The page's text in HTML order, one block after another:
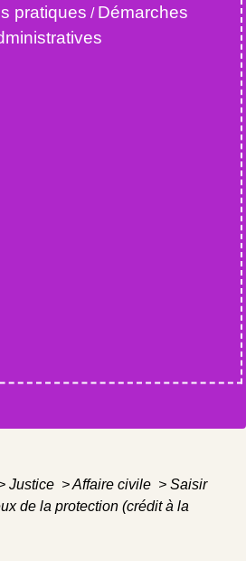
pratiques / Démarches
Justice >Affaire civile > Saisir
de la protection (crédit à la